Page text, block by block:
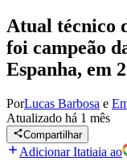
Atual técnico
foi campeão
Espanha, em
PorLucas Barbosa e
Atualizado há 1 mês
Compartilhar
Adicionar Itatiaia ao